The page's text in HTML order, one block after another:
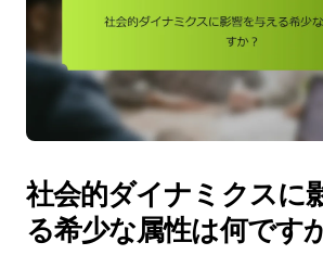
社会的ダイナミクスに
る希少な属性は何です